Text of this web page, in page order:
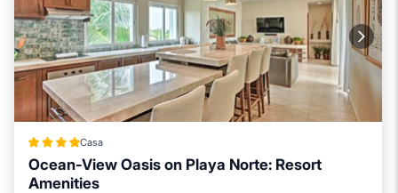
Casa
Ocean-View Oasis on Playa Norte: Resort
Amenities